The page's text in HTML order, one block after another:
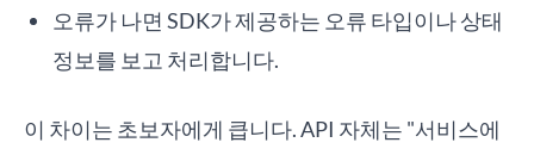
오류가 나면 SDK가 제공하는 오류 타입이나 상태
정보를 보고 처리합니다.
이 차이는 초보자에게 큽니다. API 자체는 "서비스에